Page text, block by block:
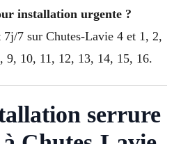
installation urgente ?
7 sur Chutes-Lavie 4 et 1, 2,
9, 10, 11, 12, 13, 14, 15, 16.
serrure